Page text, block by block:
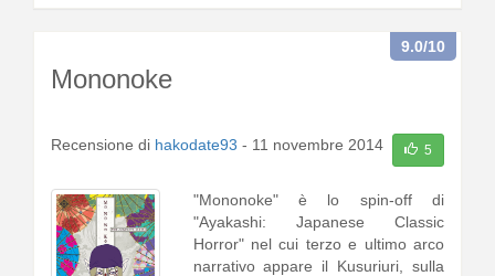
Mononoke
9.0/10
Recensione di hakodate93 - 11 novembre 2014 5
"Mononoke" è lo spin-off di
"Ayakashi: Japanese Classic
Horror" nel cui terzo e ultimo arco
narrativo appare il Kusuriuri, sulla